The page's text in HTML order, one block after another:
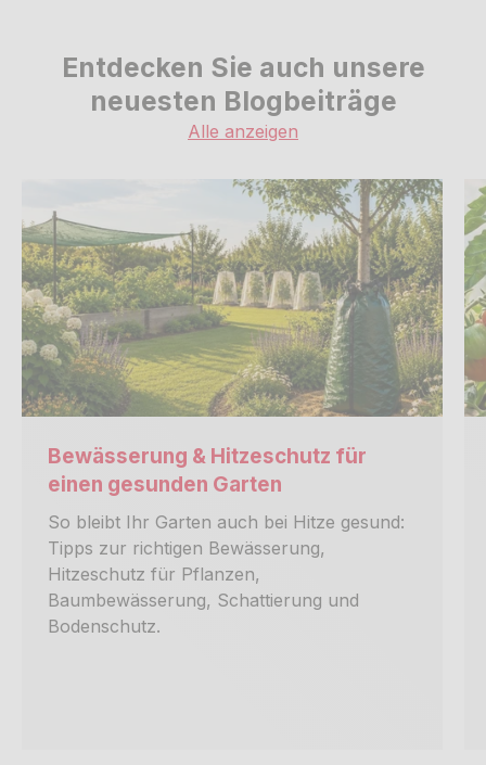
Entdecken Sie auch unsere
neuesten Blogbeiträge
Alle anzeigen
Bewässerung & Hitzeschutz für
einen gesunden Garten
So bleibt Ihr Garten auch bei Hitze gesund:
Tipps zur richtigen Bewässerung,
Hitzeschutz für Pflanzen,
Baumbewässerung, Schattierung und
Bodenschutz.